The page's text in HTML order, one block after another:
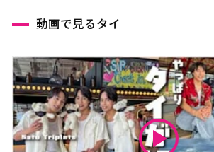
動画で見るタイ